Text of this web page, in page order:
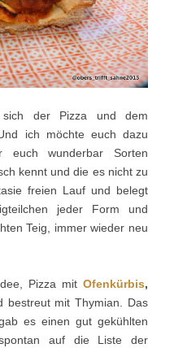
der Pizza und dem
ich möchte euch dazu
wunderbar Sorten
kennt und die es nicht zu
freien Lauf und belegt
jeder Form und
Teig, immer wieder neu
Pizza mit Ofenkürbis,
bestreut mit Thymian. Das
es einen gut gekühlten
auf die Liste der